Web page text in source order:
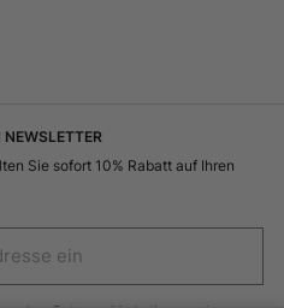
NEWSLETTER
Sie sofort 10% Rabatt auf Ihren